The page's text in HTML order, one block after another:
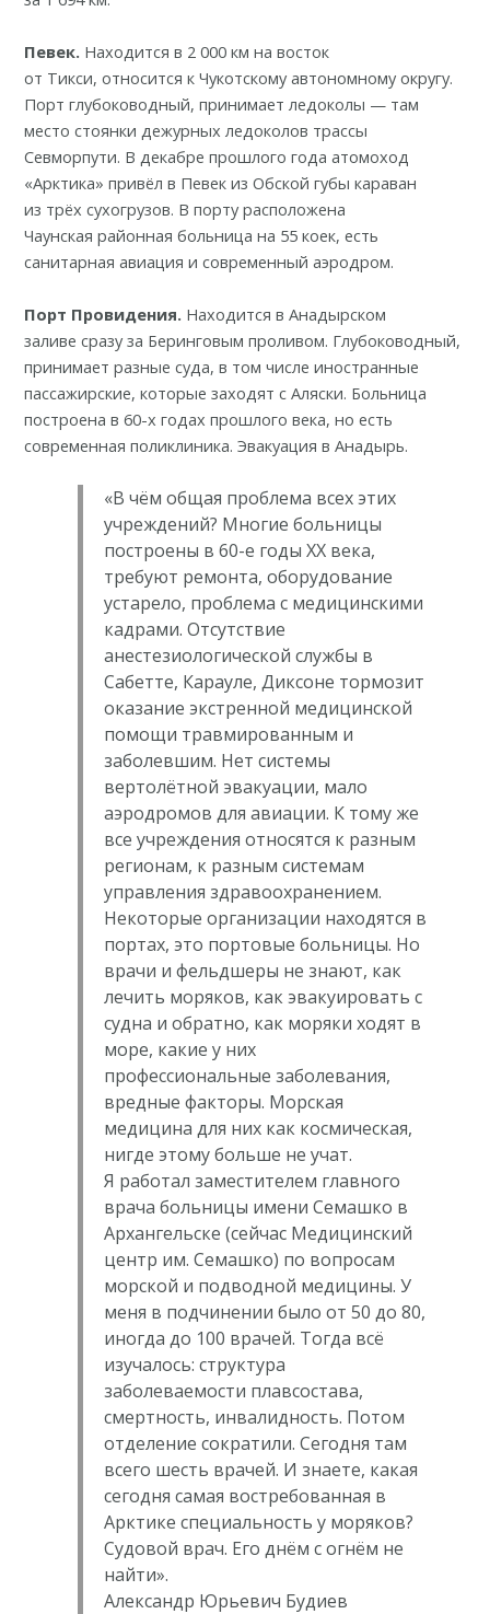
Певек. Находится в 2 000 км на восток
от Тикси,относится к Чукотскому автономному округу.
Порт глубоководный, принимает ледоколы — там
место стоянки дежурных ледоколов трассы
Севморпути. В декабре прошлого года атомоход
«Арктика» привёл в Певек из Обской губыкараван
из трёх сухогрузов. В порту расположена
Чаунскаярайонная больница на 55 коек, есть
санитарная авиация и современный аэродром.
Порт Провидения. Находится вАнадырском
заливе сразу за Беринговым проливом. Глубоководный,
принимает разные суда, в том числе иностранные
пассажирские, которые заходят с Аляски. Больница
построена в 60-х годах прошлого века, но есть
современная поликлиника. Эвакуация в Анадырь.
«В чём общая проблема всех этих
учреждений? Многие больницы
построены в 60-е годы XX века,
требуют ремонта, оборудование
устарело, проблема с медицинскими
кадрами. Отсутствие
анестезиологической службы в
Сабетте, Карауле, Диксоне тормозит
оказание экстренной медицинской
помощи травмированным и
заболевшим. Нет системы
вертолётной эвакуации, мало
аэродромов для авиации. К тому же
все учреждения относятся к разным
регионам, к разным системам
управления здравоохранением.
Некоторые организации находятся в
портах, это портовые больницы. Но
врачи и фельдшеры не знают, как
лечить моряков, как эвакуировать с
судна и обратно, как моряки ходят в
море, какие у них
профессиональные заболевания,
вредные факторы. Морская
медицина для них как космическая,
нигде этому больше не учат.
Я работал заместителем главного
врача больницы имени Семашко в
Архангельске (сейчас Медицинский
центр им. Семашко) по вопросам
морской и подводной медицины. У
меня в подчинении было от 50 до 80,
иногда до 100 врачей. Тогда всё
изучалось: структура
заболеваемости плавсостава,
смертность, инвалидность. Потом
отделение сократили. Сегодня там
всего шесть врачей. И знаете, какая
сегодня самая востребованная в
Арктике специальность у моряков?
Судовой врач. Его днём с огнём не
найти».
Александр Юрьевич Будиев